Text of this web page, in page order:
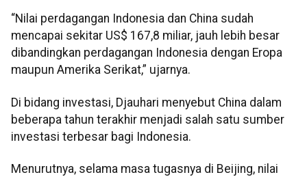
“Nilai perdagangan Indonesia dan China sudah
mencapai sekitar US$ 167,8 miliar, jauh lebih besar
dibandingkan perdagangan Indonesia dengan Eropa
maupun Amerika Serikat,” ujarnya.
Di bidang investasi, Djauhari menyebut China dalam
beberapa tahun terakhir menjadi salah satu sumber
investasi terbesar bagi Indonesia.
Menurutnya, selama masa tugasnya di Beijing, nilai